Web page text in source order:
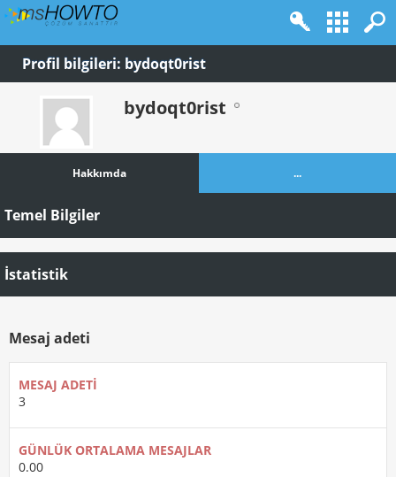
Profil bilgileri: bydoqt0rist
bydoqt0rist
Hakkımda ...
Temel Bilgiler
İstatistik
Mesaj adeti
MESAJ ADETI
3
GÜNLÜK ORTALAMA MESAJLAR
0.00